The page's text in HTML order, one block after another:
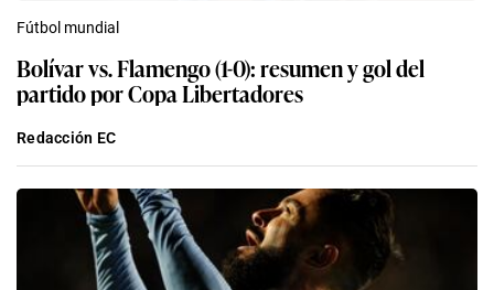
Fútbol mundial
Bolívar vs. Flamengo (1-0): resumen y gol del
partido por Copa Libertadores
Redacción EC